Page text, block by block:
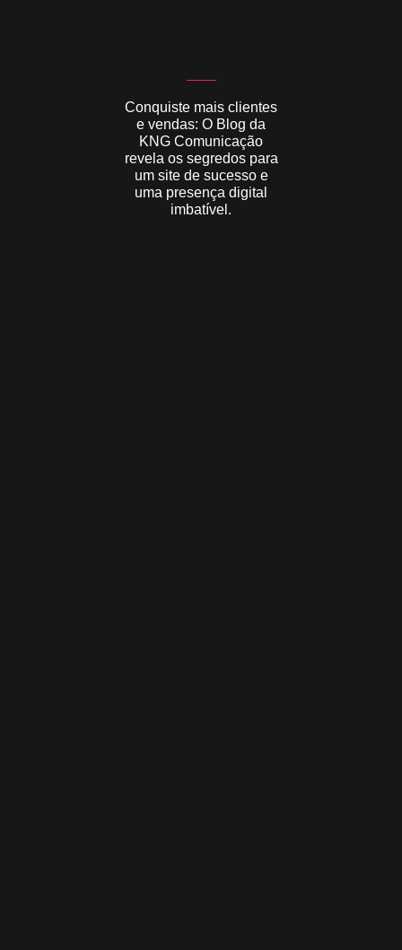
Conquiste mais clientes
e vendas: O Blog da
KNG Comunicação
revela os segredos para
um site de sucesso e
uma presença digital
imbatível.